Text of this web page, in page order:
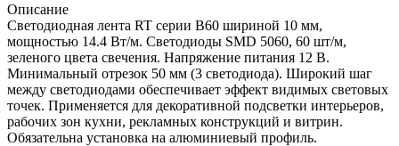
Описание
Светодиодная лента RT серии B60 шириной 10 мм,
мощностью 14.4 Вт/м. Светодиоды SMD 5060, 60 шт/м,
зеленого цвета свечения. Напряжение питания 12 В.
Минимальный отрезок 50 мм (3 светодиода). Широкий шаг
между светодиодами обеспечивает эффект видимых световых
точек. Применяется для декоративной подсветки интерьеров,
рабочих зон кухни, рекламных конструкций и витрин.
Обязательна установка на алюминиевый профиль.